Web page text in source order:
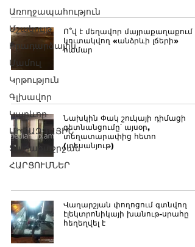
Առողջապահություն
Մշակույթ
Իրադարձային
Մամուլ
Կրթություն
Գլխավոր
Կարևոր
ՄԻՋԱԶԳԱՅԻՆ
Տարածաշրջան
ՀԱՐՑՈՒՄՆԵՐ
Ո՞վ է մեղավոր մայրաքաղաքում
կուտակվող «անձրևի լճերի»
համար
Նախկին Փակ շուկայի դիմացի
գետնանցումը՝ այսօր,
տեղատարափից հետո
(տեսանյութ)
Վաղարշյան փողոցում գտնվող
էլեկտրոնիկայի խանութ-սրահը
հեղեղվել է